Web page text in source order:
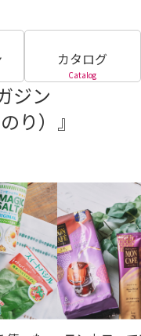
カタログ
Catalog
ジン
り）』